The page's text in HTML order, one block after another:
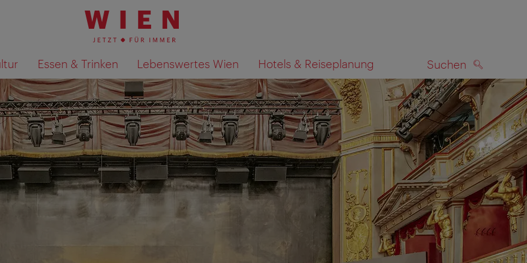
Essen & Trinken Lebenswertes Wien Hotels & Reiseplanung Suchen
Suchergebnisse auf Karte anzeigen SUCHEN